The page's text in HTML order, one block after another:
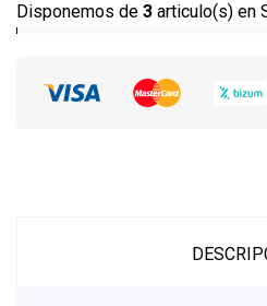
Disponemos de 3 articulo(s) en